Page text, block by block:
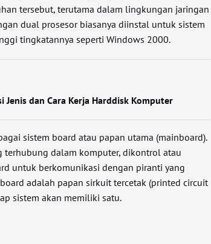
tersebut, terutama dalam lingkungan jaringan
dual prosesor biasanya diinstal untuk sistem
tingkatannya seperti Windows 2000.
Jenis dan Cara Kerja Harddisk Komputer
sistem board atau papan utama (mainboard).
terhubung dalam komputer, dikontrol atau
untuk berkomunikasi dengan piranti yang
adalah papan sirkuit tercetak (printed circuit
sistem akan memiliki satu.